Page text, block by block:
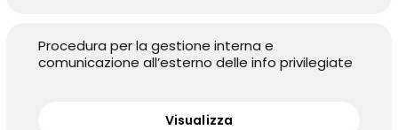
Procedura per la gestione interna e
comunicazione all’esterno delle info privilegiate
Visualizza